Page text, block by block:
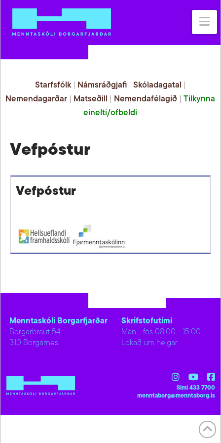
Starfsfólk| Námsráðgjafi| Skóladagatal
Nemendagarðar
Matseðill Nemendafélagið |Tilkynna
einelti/ofbeldi
Vefpóstur
Vefpóstur
Menntaskóli Borgarfjarðar
Borgarbraut 54
310 Borgarnes
Skrifstofutími
Mán - fös 08:00 - 15:00
Lokað um helgar
Sími 433 7700
menntaborg@menntaborg.is